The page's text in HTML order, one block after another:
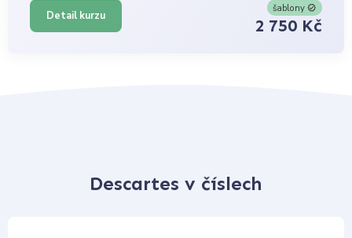
Detail kurzu
šablony
2 750 Kč
Descartes v číslech